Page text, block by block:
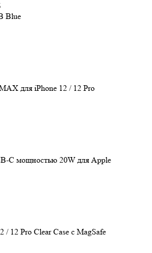
Blue
для iPhone 12 / 12 Pro
C мощностью 20W для Apple
/ 12 Pro Clear Case c MagSafe